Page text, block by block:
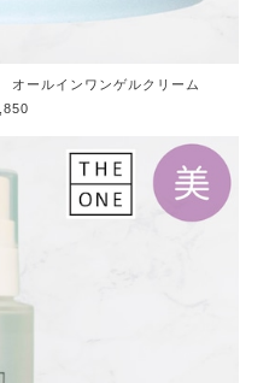
ールインワンゲルクリーム